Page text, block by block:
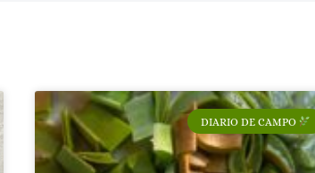
DIARIO DE CAMPO